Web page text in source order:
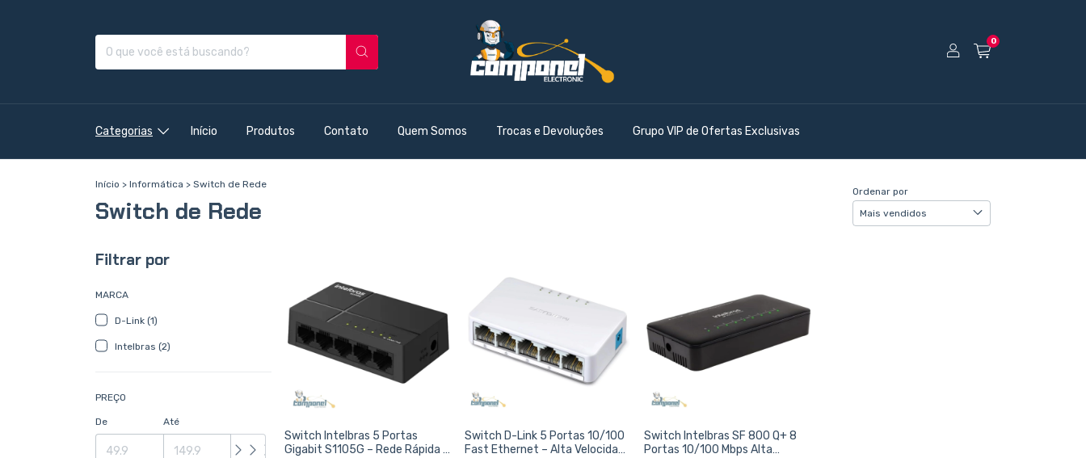
0
Categorias Início Produtos Contato Quem Somos Trocas e Devoluções Grupo VIP de Ofertas Exclusivas
Início > Informática > Switch de Rede
Switch de Rede
Ordenar por
Filtrar por
MARCA
D-Link (1)
Intelbras (2)
PREÇO
De Até
Switch Intelbras 5 Portas
Gigabit S1105G – Rede Rápida e
Switch D-Link 5 Portas 10/100
Fast Ethernet – Alta Velocidade
Switch Intelbras SF 800 Q+ 8
Portas 10/100 Mbps Alta